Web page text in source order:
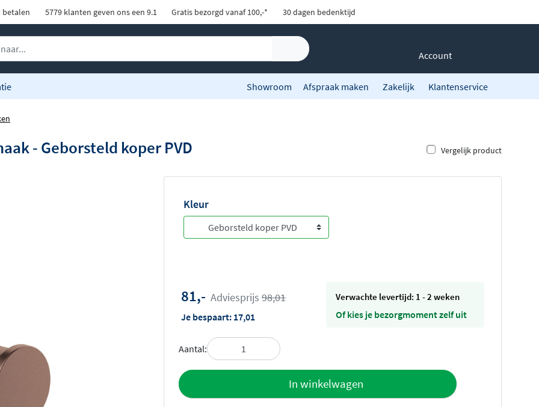
betalen 5779 klanten geven ons een 9.1 Gratis bezorgd vanaf 100,-* 30 dagen bedenktijd
Account
Showroom Afspraak maken Zakelijk Klantenservice
- Geborsteld koper PVD Vergelijk product
Kleur
81,- Adviesprijs 98,01
Je bespaart: 17,01
Verwachte levertijd: 1 - 2 weken
Of kies je bezorgmoment zelf uit
Aantal:
In winkelwagen
Toevoegen aan offerte